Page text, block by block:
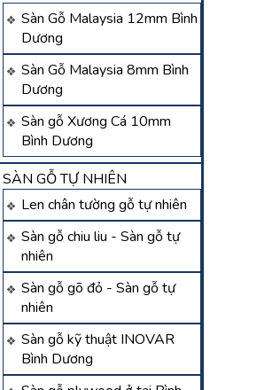
Sàn Gỗ Malaysia 12mm Bình
Dương
Sàn Gỗ Malaysia 8mm Bình
Dương
Sàn gỗ Xương Cá 10mm
Bình Dương
SÀN GỖ TỰ NHIÊN
Len chân tường gỗ tự nhiên
Sàn gỗ chiu liu - Sàn gỗ tự
nhiên
Sàn gỗ gõ đỏ - Sàn gỗ tự
nhiên
Sàn gỗ kỹ thuật INOVAR
Bình Dương